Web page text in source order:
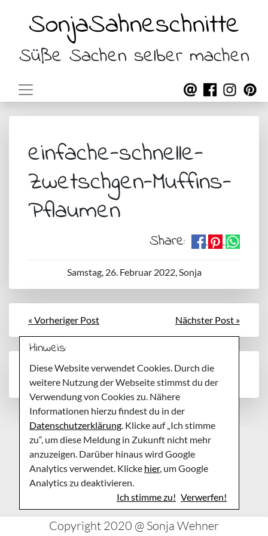
SonjaSahneschnitte
Süße Sachen selber machen
einfache-schnelle-
Zwetschgen-Muffins-
Pflaumen
Share:
Samstag, 26. Februar 2022, Sonja
« Vorheriger Post Nächster Post »
Noch keine Kommentare
Copyright 2020 @ Sonja Wehner
Hinweis:
Diese Website verwendet Cookies. Durch die
weitere Nutzung der Webseite stimmst du der
Verwendung von Cookies zu. Nähere
Informationen hierzu findest du in der
Datenschutzerklärung. Klicke auf „Ich stimme
zu“, um diese Meldung in Zukunft nicht mehr
anzuzeigen. Darüber hinaus wird Google
Analytics verwendet. Klicke hier, um Google
Analytics zu deaktivieren.
Ich stimme zu! Verwerfen!